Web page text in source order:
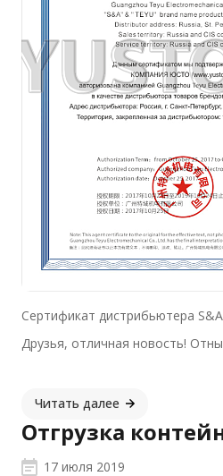
Сертификат дистрибьютера S&A
Друзья, отличная новость!
Читать далее
Отгрузка
17 июля 2019